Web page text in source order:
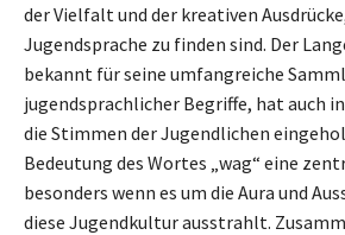
der Vielfalt und der kreativen
Jugendsprache zu finden sind. Der
bekannt für seine umfangreiche
jugendsprachlicher Begriffe, hat auch
die Stimmen der Jugendlichen
Bedeutung des Wortes „wag“ eine
besonders wenn es um die Aura und
diese Jugendkultur ausstrahlt.